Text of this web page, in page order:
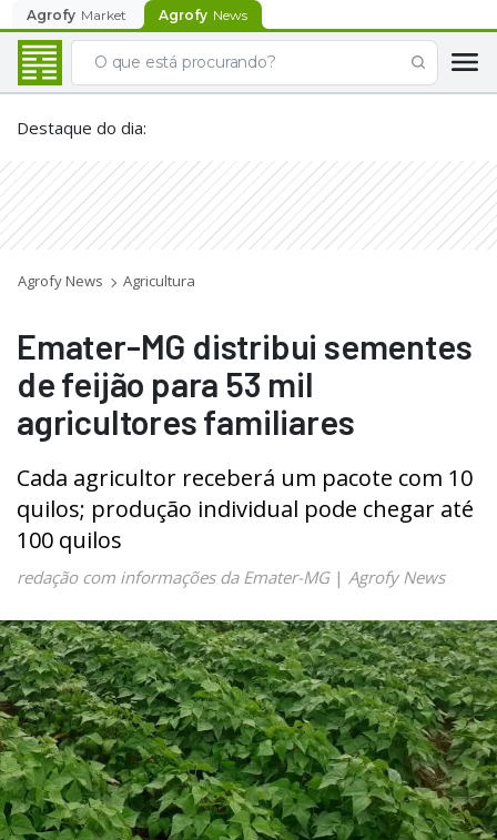
Agrofy Market Agrofy News
Destaque do dia:
Agrofy News Agricultura
Emater-MG distribui sementes
de feijão para 53 mil
agricultores familiares
Cada agricultor receberá um pacote com 10
quilos; produção individual pode chegar até
100 quilos
redação com informações da Emater-MG| Agrofy News